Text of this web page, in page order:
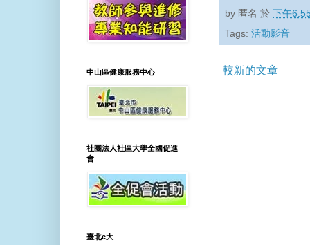
by 匿名 於下午
Tags:活動影音
較新的文章
中山區健康服務中心
社團法人社區大學全國促進
會
臺北e大